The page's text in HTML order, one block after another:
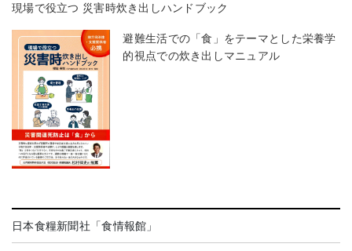
現場で役立つ 災害時炊き出しハンドブック
避難生活での「食」をテーマとした栄養学
的視点での炊き出しマニュアル
日本食糧新聞社「食情報館」